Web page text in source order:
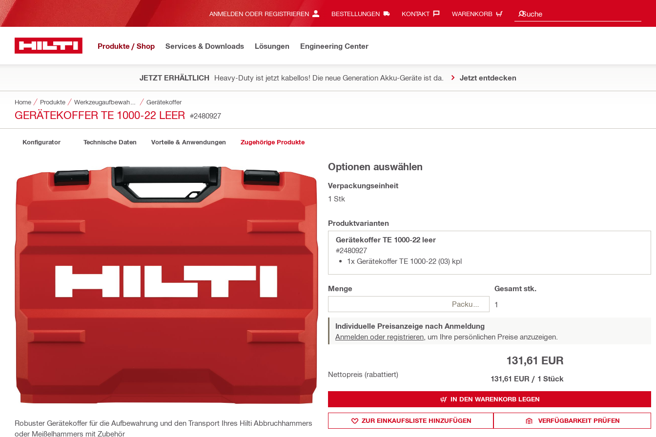
ANMELDEN ODER REGISTRIEREN BESTELLUNGEN KONTAKT‎ WARENKORB Suche
Suchvorschläge
Produkte / Shop Services & Downloads Lösungen Engineering Center
JETZT ERHÄLTLICH Heavy-Duty ist jetzt kabellos! Die neue Generation Akku-Geräte ist da. Jetzt entdecken
Home Produkte Gerätekoffer
GERÄTEKOFFER TE 1000-22 LEER #2480927
Konfigurator Technische Daten Vorteile & Anwendungen Zugehörige Produkte
Robuster Gerätekoffer für die Aufbewahrung und den Transport Ihres Hilti Abbruchhammers
oder Meißelhammers mit Zubehör
Optionen auswählen
Verpackungseinheit
1 Stk
Produktvarianten
Gerätekoffer TE 1000-22 leer
#2480927
1x Gerätekoffer TE 1000-22 (03) kpl
Menge
Gesamt stk.
1
Individuelle Preisanzeige nach Anmeldung
Anmelden oder registrieren, um Ihre persönlichen Preise anzuzeigen.
Nettopreis (rabattiert)
131,61 EUR
131,61 EUR / 1 Stück
IN DEN WARENKORB LEGEN
ZUR EINKAUFSLISTE HINZUFÜGEN VERFÜGBARKEIT PRÜFEN